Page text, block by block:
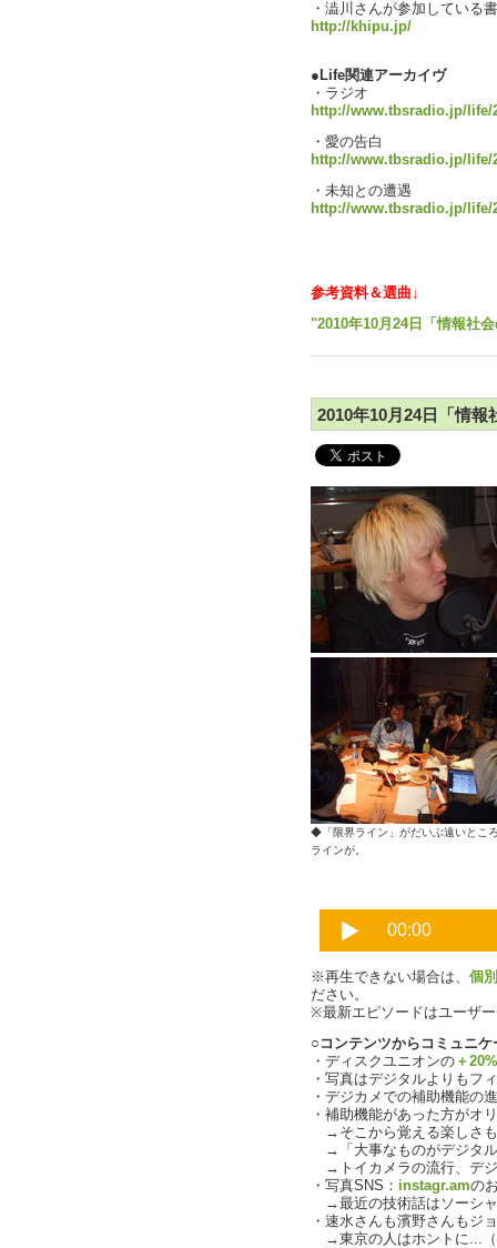
・澁川さんが参加してい
http://khipu.jp/
●Life関連アーカイヴ
・ラジオ
http://www.tbsradio.jp/life/
・愛の告白
http://www.tbsradio.jp/life/
・未知との遭遇
http://www.tbsradio.jp/life/
参考資料＆選曲↓
"2010年10月24日「情報社
2010年10月24日「情
◆「限界ライン」がだいぶ遠いと
ラインが。
※再生できない場合は、 個
ださい。
※最新エピソードはユーザ
○コンテンツからコミュニ
・ディスクユニオンの ＋
・写真はデジタルよりもフ
・デジカメでの補助機能の
・補助機能があった方がオ
→そこから覚える楽しさ
→「大事なものがデジタ
→トイカメラの流行、デ
・写真SNS： instagr.amの
→最近の技術話はソーシ
・速水さんも濱野さんもジ
→東京の人はホントに...（